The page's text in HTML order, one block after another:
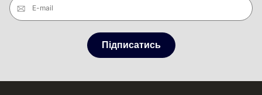
E-mail
Підписатись